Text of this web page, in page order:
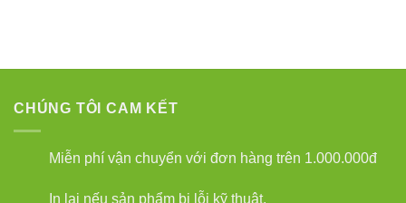
CHÚNG TÔI CAM KẾT
Miễn phí vận chuyển với đơn hàng trên 1.000.000đ
In lại nếu sản phẩm bị lỗi kỹ thuật.